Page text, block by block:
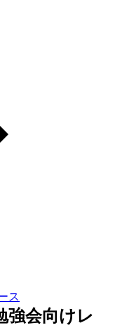
ス
強会向けレ